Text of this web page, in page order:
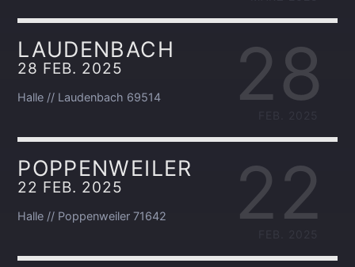
28
LAUDENBACH
28 FEB. 2025
Halle // Laudenbach 69514
22
POPPENWEILER
22 FEB. 2025
Halle // Poppenweiler 71642